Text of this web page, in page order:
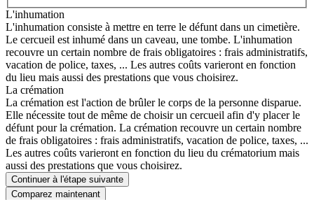
L'inhumation
L'inhumation consiste à mettre en terre le défunt dans un cimetière.
Le cercueil est inhumé dans un caveau, une tombe. L'inhumation
recouvre un certain nombre de frais obligatoires : frais administratifs,
vacation de police, taxes, ... Les autres coûts varieront en fonction
du lieu mais aussi des prestations que vous choisirez.
La crémation
La crémation est l'action de brûler le corps de la personne disparue.
Elle nécessite tout de même de choisir un cercueil afin d'y placer le
défunt pour la crémation. La crémation recouvre un certain nombre
de frais obligatoires : frais administratifs, vacation de police, taxes, ...
Les autres coûts varieront en fonction du lieu du crématorium mais
aussi des prestations que vous choisirez.
Continuer à l'étape suivante